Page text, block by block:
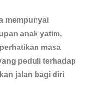
mempunyai
anak yatim,
masa
peduli terhadap
jalan bagi diri